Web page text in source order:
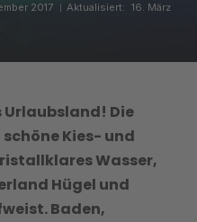
2017 Aktualisiert: 16. März
Die
Kies- und
Wasser,
Hügel und
Baden,